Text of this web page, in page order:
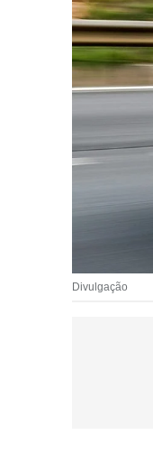
Divulgação